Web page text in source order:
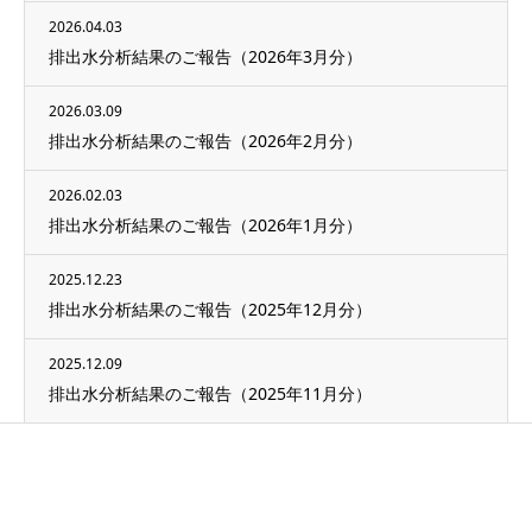
2026.04.03
排出水分析結果のご報告（2026年3月分）
2026.03.09
排出水分析結果のご報告（2026年2月分）
2026.02.03
排出水分析結果のご報告（2026年1月分）
2025.12.23
排出水分析結果のご報告（2025年12月分）
2025.12.09
排出水分析結果のご報告（2025年11月分）